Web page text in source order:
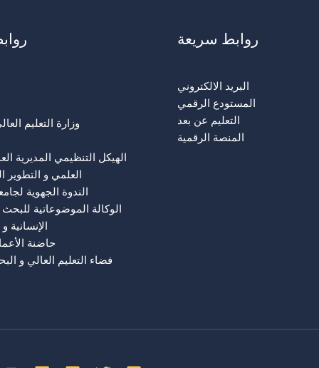
روابط سريعة
البريد الالكتروني
المستودع الرقمي
التعليم عن بعد
المنصة الرقمية
وزارة التعليم
الهيكل التنظيمي المديرية
العلمي و التطوير
الندوة الجهوية
الوكالة الموضوعاتية
الإنسانية
حاضنة
فضاء التعليم العالي و